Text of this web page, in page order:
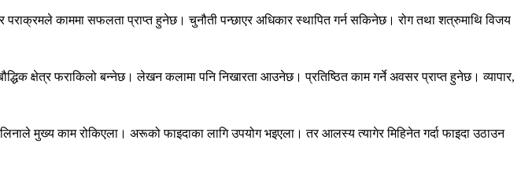
पराक्रमले काममा सफलता प्राप्त हुनेछ। चुनौती पन्छाएर अधिकार स्थापित गर्न सकिनेछ। रोग तथा शत्रुमाथि विजय
क्षेत्र फराकिलो बन्नेछ। लेखन कलामा पनि निखारता आउनेछ। प्रतिष्ठित काम गर्ने अवसर प्राप्त हुनेछ। व्यापार,
मुख्य काम रोकिएला। अरूको फाइदाका लागि उपयोग भइएला। तर आलस्य त्यागेर मिहिनेत गर्दा फाइदा उठाउन